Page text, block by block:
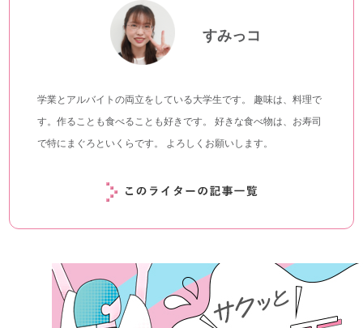
すみっコ
学業とアルバイトの両立をしている大学生です。 趣味は、料理で
す。作ることも食べることも好きです。 好きな食べ物は、お寿司
で特にまぐろといくらです。 よろしくお願いします。